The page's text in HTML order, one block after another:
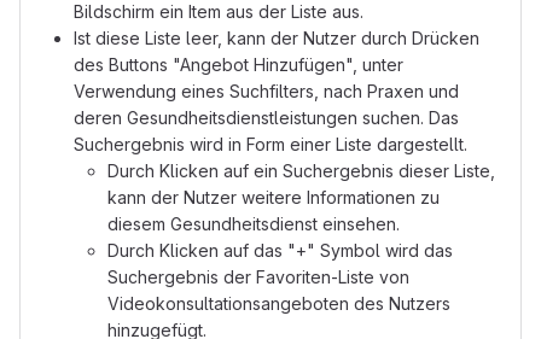
Bildschirm ein Item aus der Liste aus.
Ist diese Liste leer, kann der Nutzer durch Drücken
des Buttons "Angebot Hinzufügen", unter
Verwendung eines Suchfilters, nach Praxen und
deren Gesundheitsdienstleistungen suchen. Das
Suchergebnis wird in Form einer Liste dargestellt.
Durch Klicken auf ein Suchergebnis dieser Liste,
kann der Nutzer weitere Informationen zu
diesem Gesundheitsdienst einsehen.
Durch Klicken auf das "+" Symbol wird das
Suchergebnis der Favoriten-Liste von
Videokonsultationsangeboten des Nutzers
hinzugefügt.